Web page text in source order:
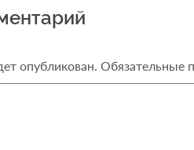
опубликован. Обязательные